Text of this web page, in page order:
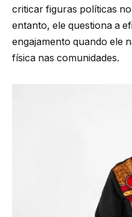
criticar figuras políticas
entanto, ele questiona a
engajamento quando ele
física nas comunidades.